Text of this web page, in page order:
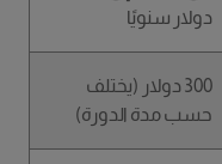
دولار سنويًا
300 دولار (يختلف
حسب مدة الدورة)